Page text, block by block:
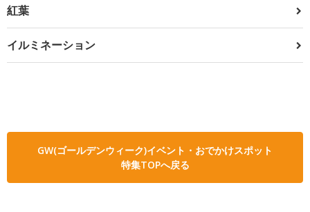
紅葉
イルミネーション
GW(ゴールデンウィーク)イベント・おでかけスポット
特集TOPへ戻る